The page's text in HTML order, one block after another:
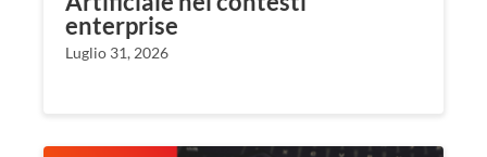
enterprise
Luglio 31, 2026